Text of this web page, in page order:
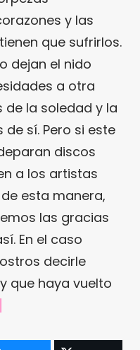
y las
que sufrirlos.
dejan el nido
a otra
la soledad y la
sí. Pero si este
discos
a los artistas
esta manera,
las gracias
En el caso
decirle
que haya vuelto